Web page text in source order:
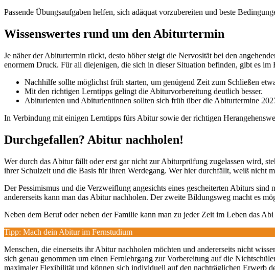
Passende Übungsaufgaben helfen, sich adäquat vorzubereiten und beste
Wissenswertes rund um den Abiturtermin
Je näher der Abiturtermin rückt, desto höher steigt die Nervosität bei den
enormem Druck. Für all diejenigen, die sich in dieser Situation befinden, gibt es
Nachhilfe sollte möglichst früh starten, um genügend Zeit zum Schließen
Mit den richtigen Lerntipps gelingt die Abiturvorbereitung deutlich besser.
Abiturienten und Abiturientinnen sollten sich früh über die Abiturtermine
In Verbindung mit einigen Lerntipps fürs Abitur sowie der richtigen
Durchgefallen? Abitur nachholen!
Wer durch das Abitur fällt oder erst gar nicht zur Abiturprüfung zugelassen wird,
ihrer Schulzeit und die Basis für ihren Werdegang. Wer hier durchfällt, weiß nicht
Der Pessimismus und die Verzweiflung angesichts eines gescheiterten Abiturs
andererseits kann man das Abitur nachholen. Der zweite Bildungsweg macht es
Neben dem Beruf oder neben der Familie kann man zu jeder Zeit im Leben das Abi
Tipp: Mach dein Abitur im Fernstudium
Menschen, die einerseits ihr Abitur nachholen möchten und andererseits nicht
sich genau genommen um einen Fernlehrgang zur Vorbereitung auf die
maximaler Flexibilität und können sich individuell auf den nachträglichen Erwerb